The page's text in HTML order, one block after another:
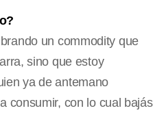
un commodity que
sino que estoy
ya de antemano
consumir, con lo cual bajás